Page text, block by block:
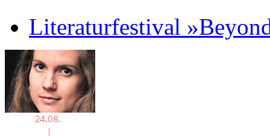
Literaturfestival